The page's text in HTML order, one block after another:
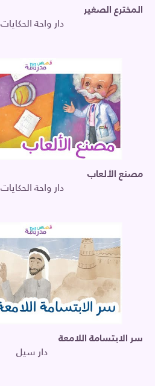
المخترع الصغير
دار واحة الحكايات
مصنع الألعاب
دار واحة الحكايات
سر الابتسامة اللامعة
دار سيل